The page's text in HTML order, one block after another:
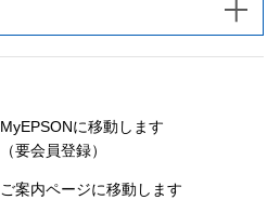
MyEPSONに移動します
（要会員登録）
ご案内ページに移動します